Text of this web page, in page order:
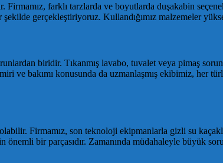
farklı tarzlarda ve boyutlarda duşakabin
gerçekleştiriyoruz. Kullandığımız malzemeler
biridir. Tıkanmış lavabo, tuvalet veya pimaş
ve bakımı konusunda da uzmanlaşmış ekibimiz, her
Firmamız, son teknoloji ekipmanlarla gizli su
bir parçasıdır. Zamanında müdahaleyle büyük